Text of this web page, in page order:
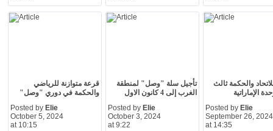
قرعة متوازنة للرياضي
والحكمة في دوري "وصل"
Posted by Elie
October 5, 2024
at 10:15
تأجيل سلة "وصل" لمنطقة
الغرب إلى 4 كانون الاول
Posted by Elie
October 3, 2024
at 9:22
والحكمة ثالث
الإماراتية
Posted by Elie
September 26, 2024
at 14:35